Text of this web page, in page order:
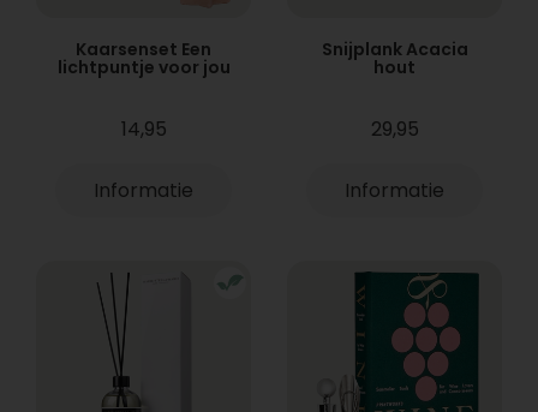
Kaarsenset Een
lichtpuntje voor jou
14,95
Informatie
Snijplank Acacia
hout
29,95
Informatie